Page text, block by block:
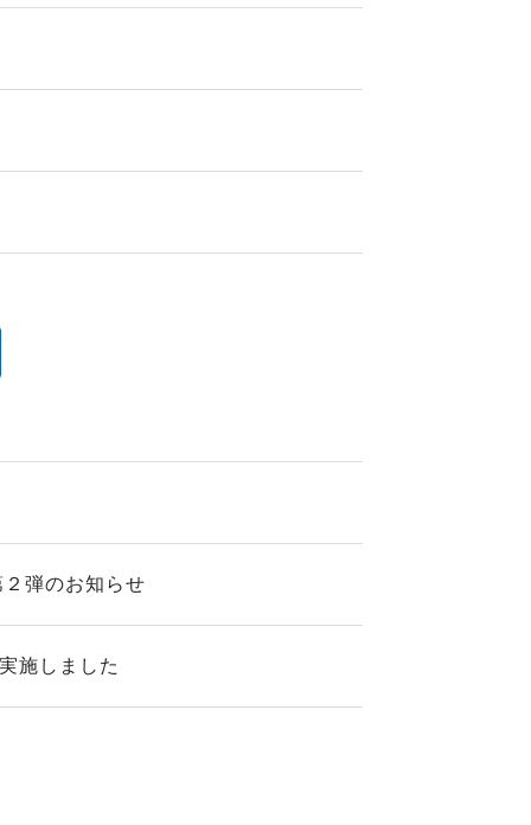
弾のお知らせ
施しました